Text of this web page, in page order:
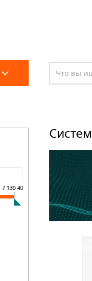
7 130 400